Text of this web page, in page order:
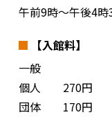
午前9時～午後4
【入館料】
一般
個人 270
団体 170